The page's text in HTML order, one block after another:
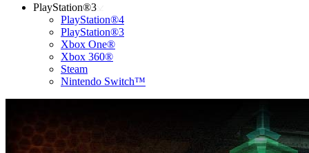
PlayStation®3
PlayStation®4
PlayStation®3
Xbox One®
Xbox 360®
Steam
Nintendo Switch™